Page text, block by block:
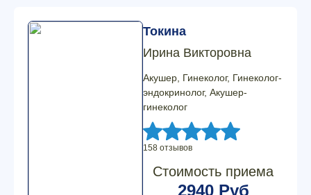
Токина
Ирина Викторовна
Акушер, Гинеколог, Гинеколог-
эндокринолог, Акушер-
гинеколог
158 отзывов
Стоимость приема
2940 Руб